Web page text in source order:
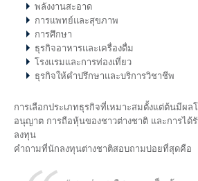
พลังงานสะอาด
การแพทย์และสุขภาพ
การศึกษา
ธุรกิจอาหารและเครื่องดื่ม
โรงแรมและการท่องเที่ยว
ธุรกิจให้คำปรึกษาและบริการวิชาชีพ
การเลือกประเภทธุรกิจที่เหมาะสมตั้งแต่ต้นมีผล
อนุญาต การถือหุ้นของชาวต่างชาติ และการได้
ลงทุน
คำถามที่นักลงทุนต่างชาติสอบถามบ่อยที่สุดคือ